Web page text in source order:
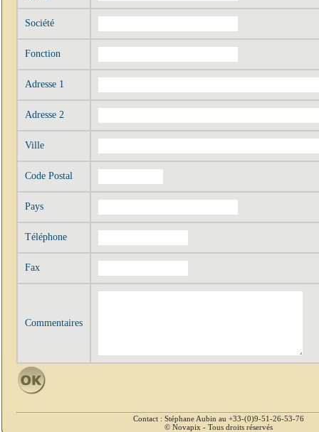
Société
Fonction
Adresse 1
Adresse 2
Ville
Code Postal
Pays
Téléphone
Fax
Commentaires
Contact : Stéphane Aubin au +33-(0)9-51-26-53-76
© Novapix - Tous droits réservés